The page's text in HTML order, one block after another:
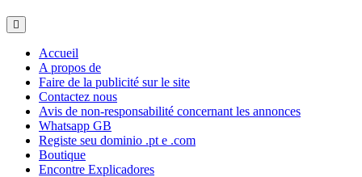
Accueil
A propos de
Faire de la publicité sur le site
Contactez nous
Avis de non-responsabilité concernant les annonces
Whatsapp GB
Registe seu dominio .pt e .com
Boutique
Encontre Explicadores